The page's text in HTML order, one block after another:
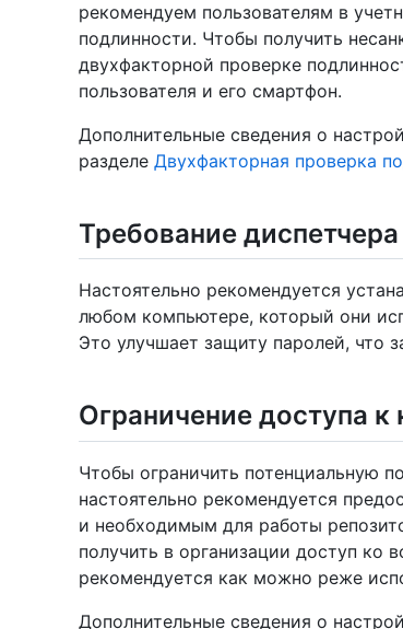
рекомендуем пользователям в
подлинности. Чтобы получить
двухфакторной проверке
пользователя и его смартфон.
Дополнительные сведения о
разделе Двухфакторная проверка
Требование
Настоятельно рекомендуется
любом компьютере, который они
Это улучшает защиту паролей, что
Ограничение доступа
Чтобы ограничить потенциальную
настоятельно рекомендуется
и необходимым для работы
получить в организации доступ ко
рекомендуется как можно реже
Дополнительные сведения о